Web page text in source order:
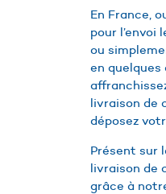
En France,
pour l’envoi
ou
en quelques
livraison de
déposez
Présent sur
livraison de
grâce à